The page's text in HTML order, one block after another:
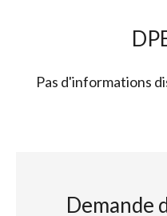
Pas d'informations
Demande